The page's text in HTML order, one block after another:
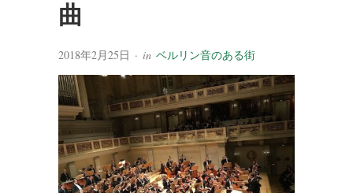
曲
2018年2月25日 · in ベルリン音のある街